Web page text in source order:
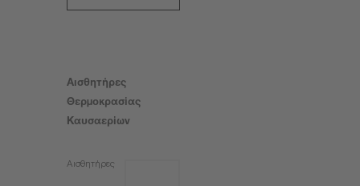
Αισθητήρες
Θερμοκρασίας
Καυσαερίων
Αισθητήρες